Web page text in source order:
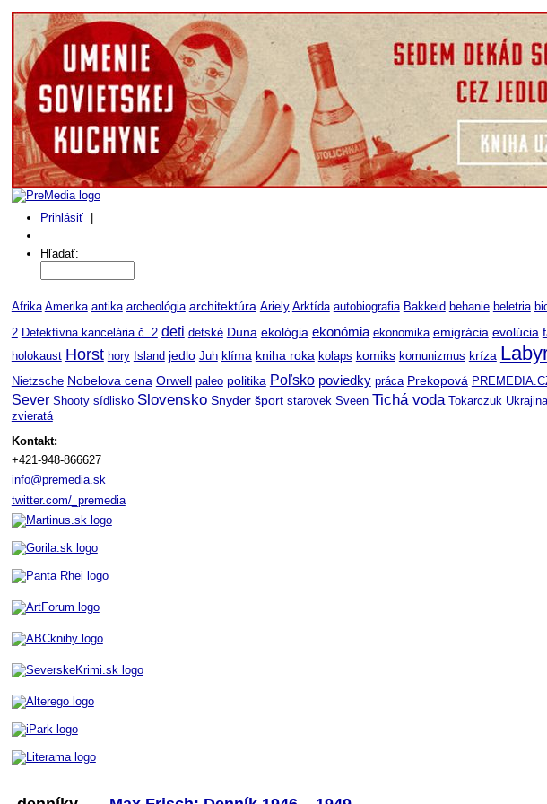
Prihlásiť|
Hľadať:
Afrika Amerika antika archeológia architektúra Ariely Arktída autobiografia Bakkeid behanie beletria
2 Detektívna kancelária č. 2 deti detské Duna ekológia ekonómia ekonomika emigrácia evolúcia
holokaust Horst hory Island jedlo Juh klíma kniha roka kolaps komiks komunizmus kríza
Nietzsche Nobelova cena Orwell paleo politika Poľsko poviedky práca Prekopová
Sever Shooty sídlisko Slovensko Snyder šport starovek Sveen Tichá voda Tokarczuk Ukrajina
zvieratá
Kontakt:
+421-948-866627
info@premedia.sk
twitter.com/_premedia